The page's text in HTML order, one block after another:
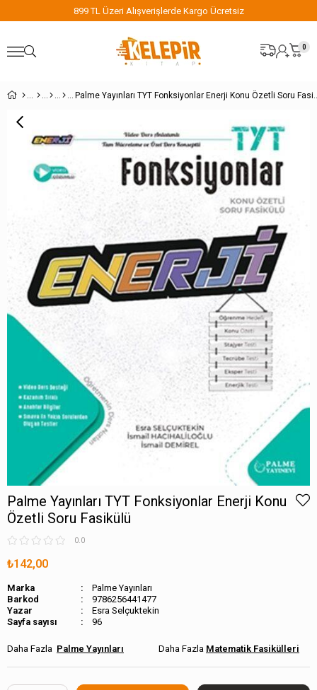
Üzeri Alışverişlerde Kargo Ücretsiz
0
Palme Yayınları
Palme Yayınları TYT Fonksiyonlar Enerji Konu
Özetli Soru Fasikülü
0.0
₺142,00
Marka
Palme Yayınları
Barkod
9786256441477
Esra Selçuktekin
Sayfa sayısı
96
Palme Yayınları Matematik Fasikülleri